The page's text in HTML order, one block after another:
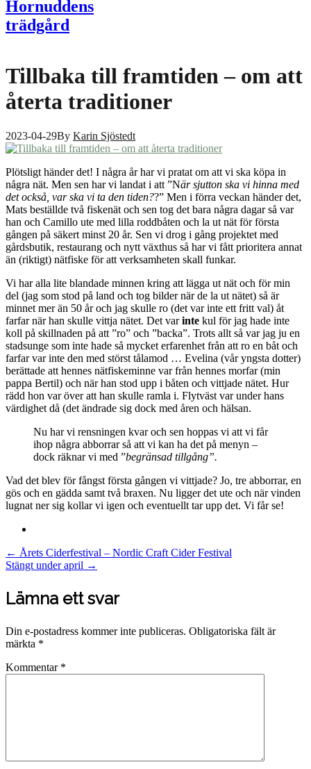
Tillbaka till framtiden – om att
återta traditioner
2023-04-29By Karin Sjöstedt
Plötsligt händer det! I några år har vi pratat om att vi ska köpa in
några nät. Men sen har vi landat i att ”När sjutton ska vi hinna med
det också, var ska vi ta den tiden??” Men i förra veckan händer det,
Mats beställde två fiskenät och sen tog det bara några dagar så var
han och Camillo ute med lilla roddbåten och la ut nät för första
gången på säkert minst 20 år. Sen vi drog i gång projektet med
gårdsbutik, restaurang och nytt växthus så har vi fått prioritera annat
än (riktigt) nätfiske för att verksamheten skall funkar.
Vi har alla lite blandade minnen kring att lägga ut nät och för min
del (jag som stod på land och tog bilder när de la ut nätet) så är
minnet mer än 50 år och jag skulle ro (det var inte ett fritt val) åt
farfar när han skulle vittja nätet. Det varinte kul för jag hade inte
koll på skillnaden på att ”ro” och ”backa”. Trots allt så var jag ju en
stadsunge som inte hade så mycket erfarenhet från att ro en båt och
farfar var inte den med störst tålamod … Evelina (vår yngsta dotter)
berättade att hennes nätfiskeminne var från hennes morfar (min
pappa Bertil) och när han stod upp i båten och vittjade nätet. Hur
rädd hon var över att han skulle ramla i. Flytväst var under hans
värdighet då (det ändrade sig dock med åren och hälsan.
Nu har vi rensningen kvar och sen hoppas vi att vi får
ihop några abborrar så att vi kan ha det på menyn –
dock räknar vi med ”begränsad tillgång”.
Vad det blev för fångst första gången vi vittjade? Jo, tre abborrar, en
gös och en gädda samt två braxen. Nu ligger det ute och när vinden
lugnat ner sig kollar vi igen och eventuellt tar upp det. Vi får se!
Post
navigation
← Årets Ciderfestival – Nordic Craft Cider Festival
Stängt under april →
Lämna ett svar
Din e-postadress kommer inte publiceras. Obligatoriska fält är
märkta *
Kommentar *